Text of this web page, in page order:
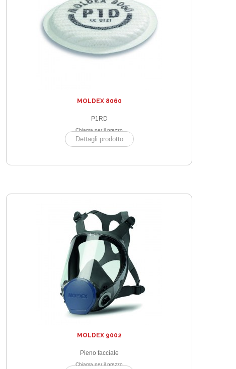
MOLDEX 8060
P1RD
Chiama per il prezzo
Dettagli prodotto
MOLDEX 9002
Pieno facciale
Chiama per il prezzo